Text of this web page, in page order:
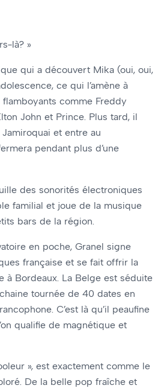
là? »
qui a découvert Mika (oui, oui,
ce qui l’amène à
flamboyants comme Freddy
John et Prince. Plus tard, il
et entre au
pendant plus d’une
des sonorités électroniques
familial et joue de la musique
bars de la région.
en poche, Granel signe
française et se fait offrir la
à Bordeaux. La Belge est séduite
tournée de 40 dates en
C’est là qu’il peaufine
qualifie de magnétique et
», est exactement comme le
De la belle pop fraîche et